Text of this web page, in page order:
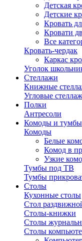
Детская
Детские
Кровать
Кровати
Все
Кровать-чердак
Каркас
Уголок
Стеллажи
Книжные
Угловые
Полки
Антресоли
Комоды и тумбы
Комоды
Белые
Комод в
Узкие
Тумбы под ТВ
Тумбы
Столы
Кухонные столы
Стол
Столы-книжки
Столы
Столы